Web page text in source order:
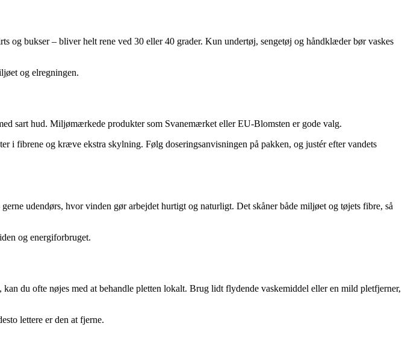
og bukser – bliver helt rene ved 30 eller 40 grader. Kun undertøj, sengetøj og håndklæder bør vaskes
og elregningen.
sart hud. Miljømærkede produkter som Svanemærket eller EU-Blomsten er gode valg.
i fibrene og kræve ekstra skylning. Følg doseringsanvisningen på pakken, og justér efter vandets
udendørs, hvor vinden gør arbejdet hurtigt og naturligt. Det skåner både miljøet og tøjets fibre, så
og energiforbruget.
du ofte nøjes med at behandle pletten lokalt. Brug lidt flydende vaskemiddel eller en mild pletfjerner,
lettere er den at fjerne.